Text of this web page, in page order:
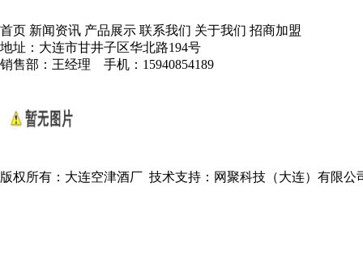
首页 新闻资讯 产品展示 联系我们 关于我们 招商加盟
地址：大连市甘井子区华北路194号
销售部：王经理 手机：15940854189
版权所有：大连空津酒厂 技术支持： 网聚科技（大连）有限公